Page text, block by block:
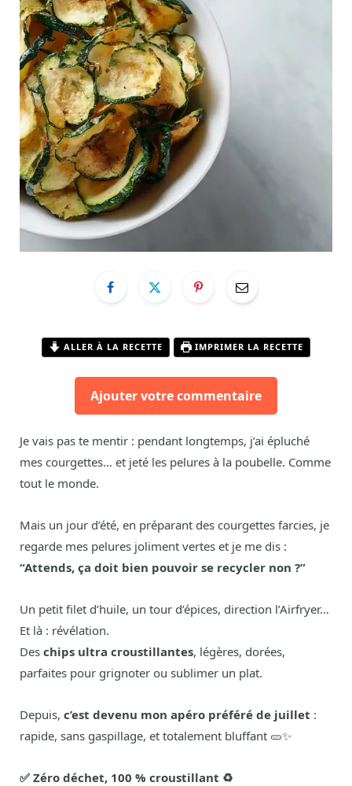
ALLER À LA RECETTE IMPRIMER LA RECETTE
Ajouter votre commentaire
Je vais pas te mentir : pendant longtemps, j’ai épluché
mes courgettes… et jeté les pelures à la poubelle. Comme
tout le monde.
Mais un jour d’été, en préparant des courgettes farcies, je
regarde mes pelures joliment vertes et je me dis :
“Attends, ça doit bien pouvoir se recycler non ?”
Un petit filet d’huile, un tour d’épices, direction l’Airfryer…
Et là : révélation.
Des chips ultra croustillantes, légères, dorées,
parfaites pour grignoter ou sublimer un plat.
Depuis, c’est devenu mon apéro préféré de juillet :
rapide, sans gaspillage, et totalement bluffant 🥒✨
✅ Zéro déchet, 100 % croustillant ♻️